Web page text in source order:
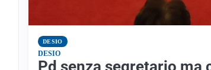
DESIO
DESIO
Pd senza segretario ma